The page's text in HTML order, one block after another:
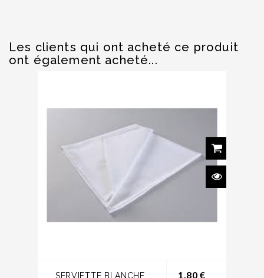
Les clients qui ont acheté ce produit
ont également acheté...
SERVIETTE BLANCHE
1,80 €